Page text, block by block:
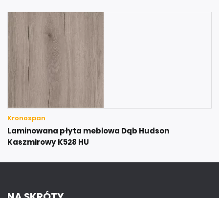
Kronospan
Laminowana płyta meblowa Dąb Hudson
Kaszmirowy K528 HU